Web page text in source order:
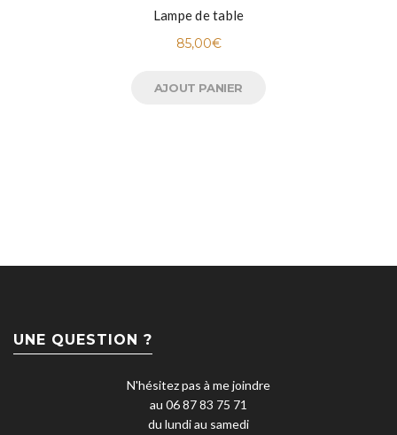
Lampe de table
85,00€
AJOUT PANIER
UNE QUESTION ?
N'hésitez pas à me joindre
au 06 87 83 75 71
du lundi au samedi